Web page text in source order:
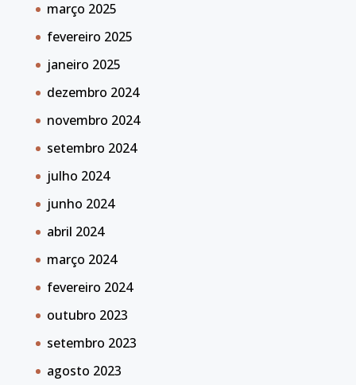
março 2025
fevereiro 2025
janeiro 2025
dezembro 2024
novembro 2024
setembro 2024
julho 2024
junho 2024
abril 2024
março 2024
fevereiro 2024
outubro 2023
setembro 2023
agosto 2023